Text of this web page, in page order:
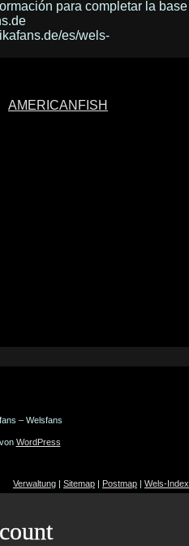
para completar la base
es/wels-
AMERICANFISH
– Welsfans
WordPress
Verwaltung Sitemap Postmap Wels-Index